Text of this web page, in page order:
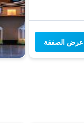
عرض الصفقة